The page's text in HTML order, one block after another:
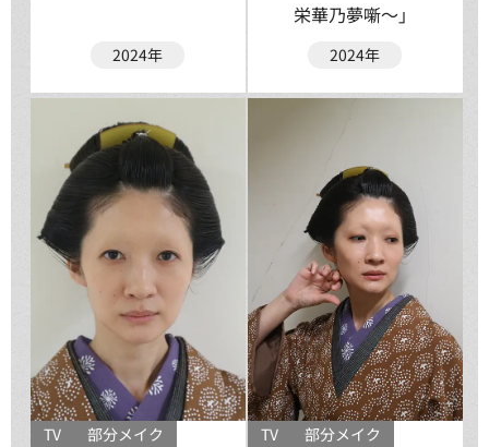
2024年
栄華乃夢噺〜」
2024年
TV 部分メイク TV 部分メイク